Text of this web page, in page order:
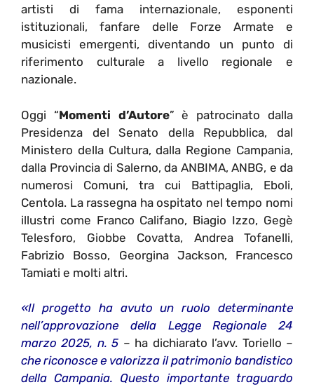
artisti di fama internazionale, esponenti
istituzionali, fanfare delle Forze Armate e
musicisti emergenti, diventando un punto di
riferimento culturale a livello regionale e
nazionale.
Oggi “Momenti d’Autore” è patrocinato dalla
Presidenza del Senato della Repubblica, dal
Ministero della Cultura, dalla Regione Campania,
dalla Provincia di Salerno, da ANBIMA, ANBG, e da
numerosi Comuni, tra cui Battipaglia, Eboli,
Centola. La rassegna ha ospitato nel tempo nomi
illustri come Franco Califano, Biagio Izzo, Gegè
Telesforo, Giobbe Covatta, Andrea Tofanelli,
Fabrizio Bosso, Georgina Jackson, Francesco
Tamiati e molti altri.
«Il progetto ha avuto un ruolo determinante
nell’approvazione della Legge Regionale 24
marzo 2025, n. 5 – ha dichiarato l’avv. Toriello –
che riconosce e valorizza il patrimonio bandistico
della Campania. Questo importante traguardo